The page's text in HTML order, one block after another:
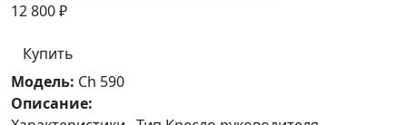
12 800 ₽
Купить
Модель: Ch 590
Описание: